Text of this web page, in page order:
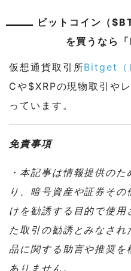
ビットコイン（
を買うなら
仮想通貨取引所Bitget（
Cや$XRPの現物取引や
っています。
免責事項
・本記事は情報提供の
り、暗号資産や証券そ
けを勧誘する目的で使用
た取引の勧誘とみなさ
品に関する助言や推奨
ありません。